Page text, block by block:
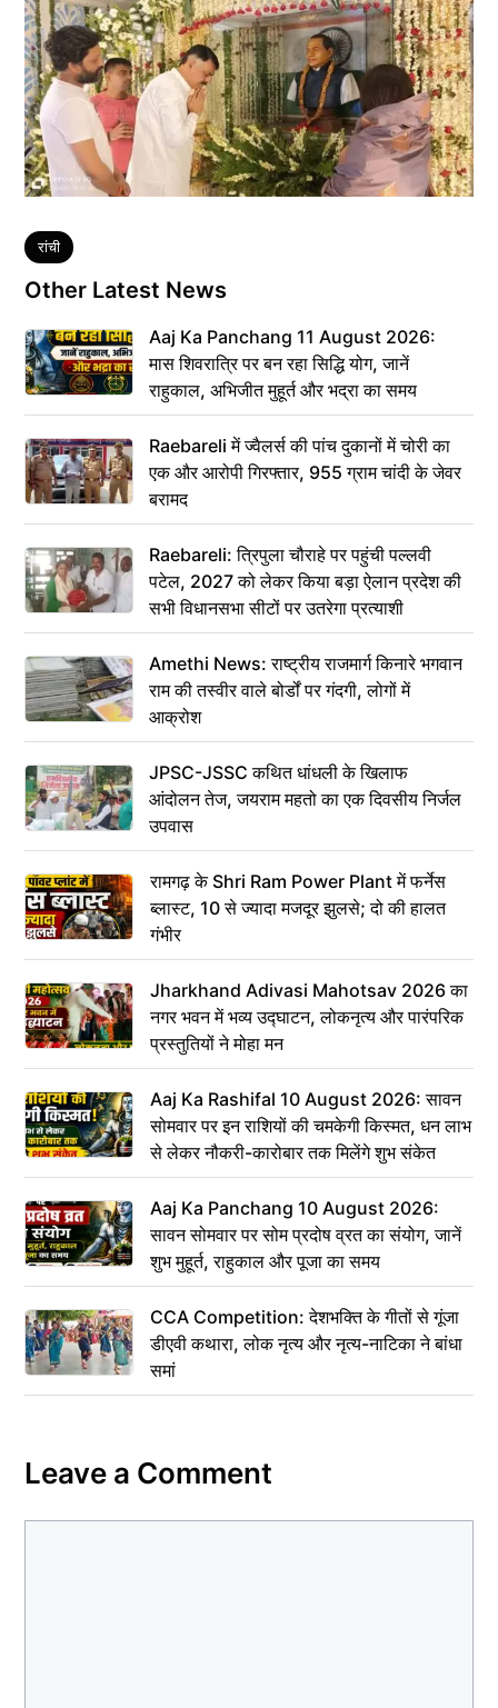
Tags
रांची
Other Latest News
Aaj Ka Panchang 11 August 2026:
मास शिवरात्रि पर बन रहा सिद्धि योग, जानें
राहुकाल, अभिजीत मुहूर्त और भद्रा का समय
Raebareli में ज्वैलर्स की पांच दुकानों में चोरी का
एक और आरोपी गिरफ्तार, 955 ग्राम चांदी के जेवर
बरामद
Raebareli: त्रिपुला चौराहे पर पहुंची पल्लवी
पटेल, 2027 को लेकर किया बड़ा ऐलान प्रदेश की
सभी विधानसभा सीटों पर उतरेगा प्रत्याशी
Amethi News: राष्ट्रीय राजमार्ग किनारे भगवान
राम की तस्वीर वाले बोर्डों पर गंदगी, लोगों में
आक्रोश
JPSC-JSSC कथित धांधली के खिलाफ
आंदोलन तेज, जयराम महतो का एक दिवसीय निर्जल
उपवास
रामगढ़ के Shri Ram Power Plant में फर्नेस
ब्लास्ट, 10 से ज्यादा मजदूर झुलसे; दो की हालत
गंभीर
Jharkhand Adivasi Mahotsav 2026 का
नगर भवन में भव्य उद्घाटन, लोकनृत्य और पारंपरिक
प्रस्तुतियों ने मोहा मन
Aaj Ka Rashifal 10 August 2026: सावन
सोमवार पर इन राशियों की चमकेगी किस्मत, धन लाभ
से लेकर नौकरी-कारोबार तक मिलेंगे शुभ संकेत
Aaj Ka Panchang 10 August 2026:
सावन सोमवार पर सोम प्रदोष व्रत का संयोग, जानें
शुभ मुहूर्त, राहुकाल और पूजा का समय
CCA Competition: देशभक्ति के गीतों से गूंजा
डीएवी कथारा, लोक नृत्य और नृत्य-नाटिका ने बांधा
समां
Leave a Comment